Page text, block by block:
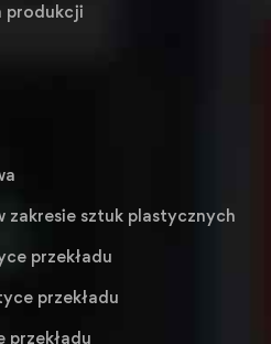
produkcji
zakresie sztuk plastycznych
przekładu
przekładu
przekładu